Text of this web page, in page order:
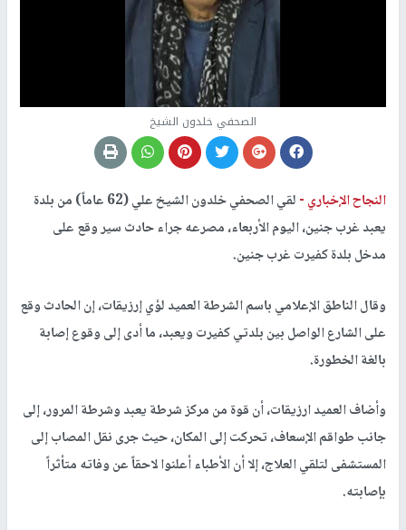
الصحفي خلدون الشيخ
النجاح الإخباري -
لقي الصحفي خلدون الشيخ علي (62 عاماً) من بلدة
يعبد غرب جنين، اليوم الأربعاء، مصرعه جراء حادث سير وقع على
مدخل بلدة كفيرت غرب جنين.
وقال الناطق الإعلامي باسم الشرطة العميد لؤي إرزيقات، إن الحادث وقع
على الشارع الواصل بين بلدتي كفيرت ويعبد، ما أدى إلى وقوع إصابة
بالغة الخطورة.
وأضاف العميد ارزيقات، أن قوة من مركز شرطة يعبد وشرطة المرور، إلى
جانب طواقم الإسعاف، تحركت إلى المكان، حيث جرى نقل المصاب إلى
المستشفى لتلقي العلاج، إلا أن الأطباء أعلنوا لاحقاً عن وفاته متأثراً
بإصابته.